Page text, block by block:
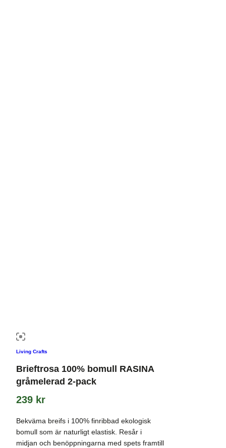
Living Crafts
Brieftrosa 100% bomull RASINA
gråmelerad 2-pack
239 kr
Bekväma breifs i 100% finribbad ekologisk
bomull som är naturligt elastisk. Resår i
midjan och benöppningarna med spets framtill